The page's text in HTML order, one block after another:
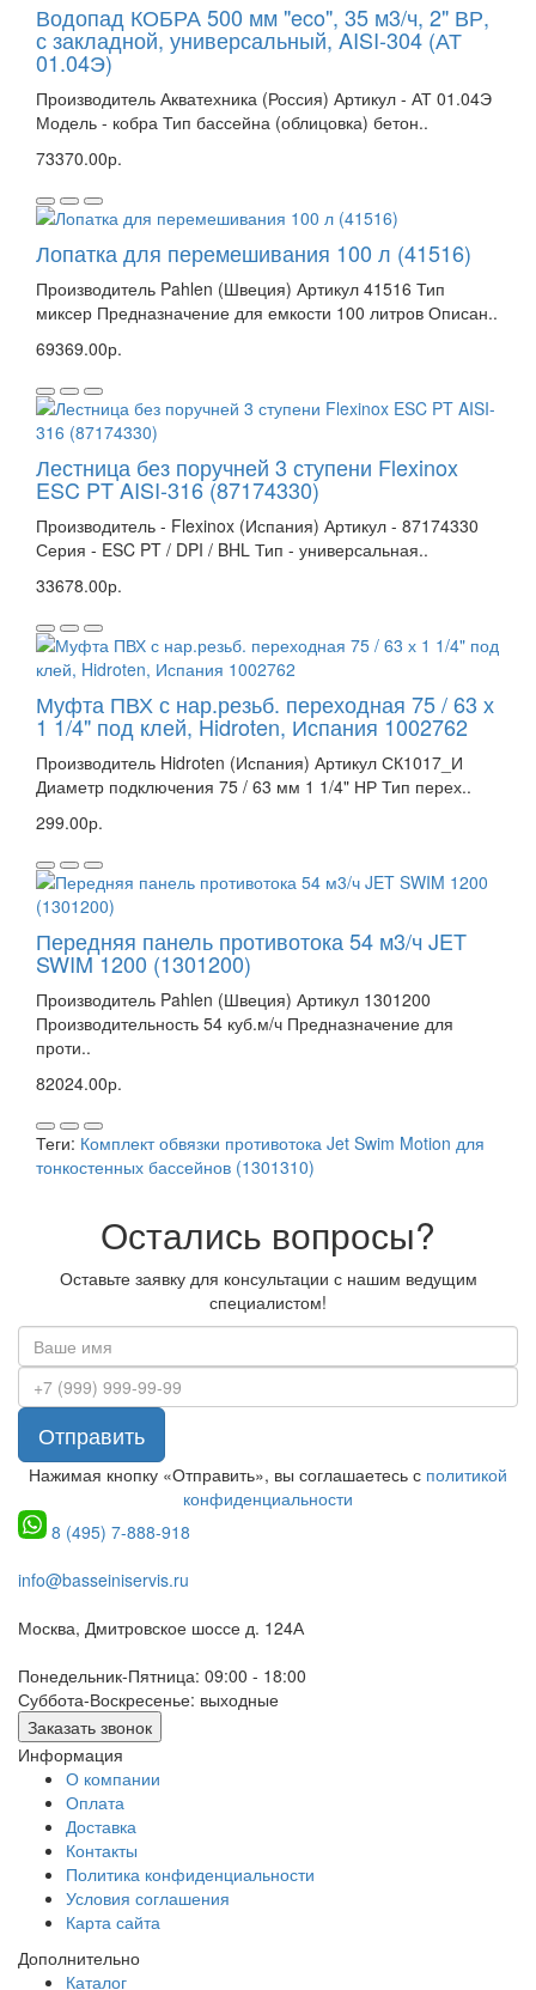
Водопад КОБРА 500 мм "eco", 35 м3/ч, 2" ВР,
с закладной, универсальный, AISI-304 (АТ
01.04Э)
Производитель Акватехника (Россия) Артикул - АТ 01.04Э
Модель - кобра Тип бассейна (облицовка) бетон..
73370.00р.
Лопатка для перемешивания 100 л (41516)
Производитель Pahlen (Швеция) Артикул 41516 Тип
миксер Предназначение для емкости 100 литров Описан..
69369.00р.
Лестница без поручней 3 ступени Flexinox
ESC PT AISI-316 (87174330)
Производитель - Flexinox (Испания) Артикул - 87174330
Серия - ESC PT / DPI / BHL Тип - универсальная..
33678.00р.
Муфта ПВХ с нар.резьб. переходная 75 / 63 х
1 1/4" под клей, Hidroten, Испания 1002762
Производитель Hidroten (Испания) Артикул СК1017_И
Диаметр подключения 75 / 63 мм 1 1/4" НР Тип перех..
299.00р.
Передняя панель противотока 54 м3/ч JET
SWIM 1200 (1301200)
Производитель Pahlen (Швеция) Артикул 1301200
Производительность 54 куб.м/ч Предназначение для
проти..
82024.00р.
Теги: Комплект обвязки противотока Jet Swim Motion для
тонкостенных бассейнов (1301310)
Остались вопросы?
Оставьте заявку для консультации с нашим ведущим
специалистом!
Отправить
Нажимая кнопку «Отправить», вы соглашаетесь с политикой
конфиденциальности
8 (495) 7-888-918
info@basseiniservis.ru
Москва, Дмитровское шоссе д. 124А
Понедельник-Пятница: 09:00 - 18:00
Суббота-Воскресенье: выходные
Заказать звонок
Информация
О компании
Оплата
Доставка
Контакты
Политика конфиденциальности
Условия соглашения
Карта сайта
Дополнительно
Каталог